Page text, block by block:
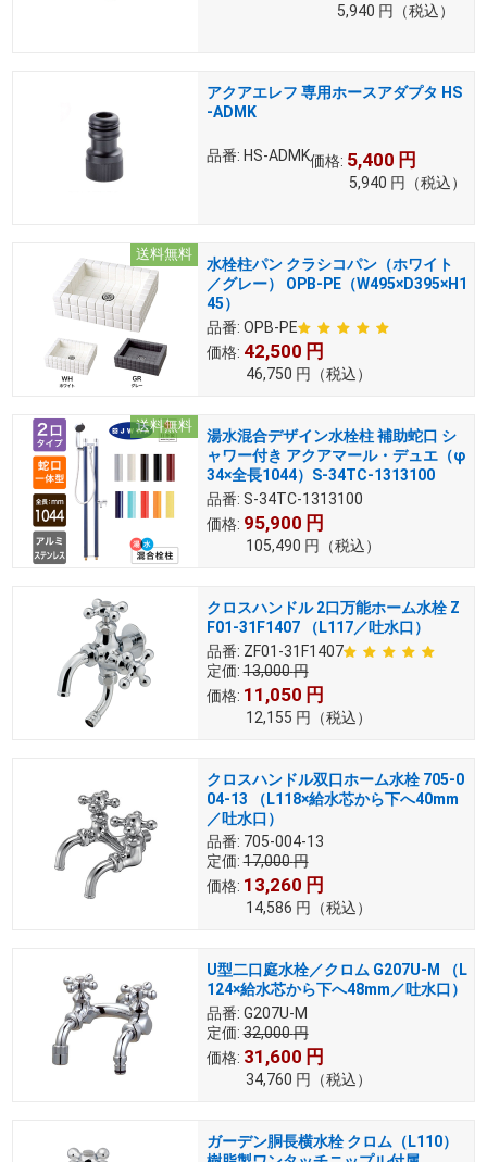
5,940 円 （税込）
アクアエレフ 専用ホースアダプタ HS
-ADMK
品番: HS-ADMK価格: 5,400 円
5,940 円 （税込）
送料無料
水栓柱パン クラシコパン（ホワイト
／グレー） OPB-PE（W495×D395×H1
45）
品番: OPB-PE
価格: 42,500 円
46,750 円 （税込）
送料無料
湯水混合デザイン水栓柱 補助蛇口 シ
ャワー付き アクアマール・デュエ（φ
34×全長1044）S-34TC-1313100
品番: S-34TC-1313100
価格: 95,900 円
105,490 円 （税込）
クロスハンドル 2口万能ホーム水栓 Z
F01-31F1407 （L117／吐水口）
品番: ZF01-31F1407
定価: 13,000円
価格: 11,050 円
12,155 円 （税込）
クロスハンドル双口ホーム水栓 705-0
04-13 （L118×給水芯から下へ40mm
／吐水口）
品番: 705-004-13
定価: 17,000円
価格: 13,260 円
14,586 円 （税込）
U型二口庭水栓／クロム G207U-M （L
124×給水芯から下へ48mm／吐水口）
品番: G207U-M
定価: 32,000円
価格: 31,600 円
34,760 円 （税込）
ガーデン胴長横水栓 クロム（L110）